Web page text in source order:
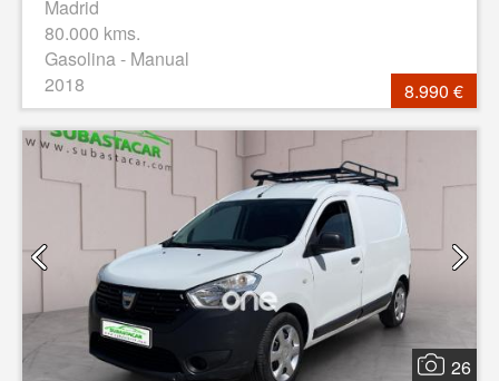
Madrid
80.000 kms.
Gasolina - Manual
2018
8.990 €
26